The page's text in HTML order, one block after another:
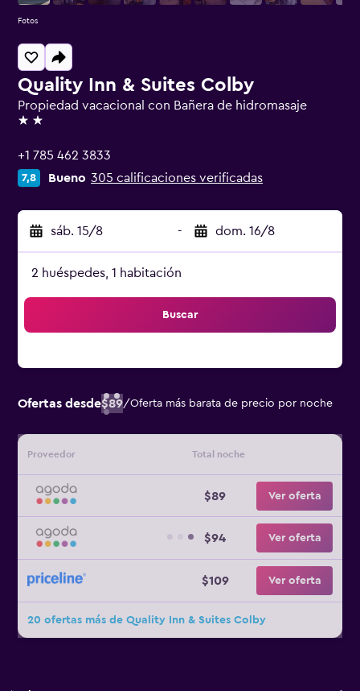
Quality Inn & Suites Colby
Propiedad vacacional con Bañera de hidromasaje
2 estrellas
+1 785 462 3833
7,8 Bueno 305 calificaciones verificadas
sáb. 15/8 - dom. 16/8
2 huéspedes, 1 habitación
Buscar
Ofertas desde$89/Oferta más barata de precio por noche
Proveedor Total noche
$89 Ver oferta
$94 Ver oferta
$109 Ver oferta
20 ofertas más de Quality Inn & Suites Colby
Fotos